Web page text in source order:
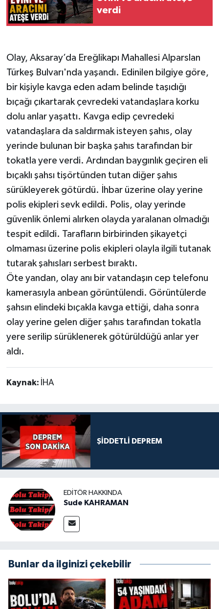
verdi
Olay, Aksaray’da Ereğlikapı Mahallesi Alparslan
Türkeş Bulvarı'nda yaşandı. Edinilen bilgiye göre,
bir kişiyle kavga eden adam belinde taşıdığı
bıçağı çıkartarak çevredeki vatandaşlara korku
dolu anlar yaşattı. Kavga edip çevredeki
vatandaşlara da saldırmak isteyen şahıs, olay
yerinde bulunan bir başka şahıs tarafından bir
tokatla yere verdi. Ardından baygınlık geçiren eli
bıçaklı şahsı tişörtünden tutan diğer şahıs
sürükleyerek götürdü. İhbar üzerine olay yerine
polis ekipleri sevk edildi. Polis, olay yerinde
güvenlik önlemi alırken olayda yaralanan olmadığı
tespit edildi. Tarafların birbirinden şikayetçi
olmaması üzerine polis ekipleri olayla ilgili tutanak
tutarak şahısları serbest bıraktı.
Öte yandan, olay anı bir vatandaşın cep telefonu
kamerasıyla anbean görüntülendi. Görüntülerde
şahsın elindeki bıçakla kavga ettiği, daha sonra
olay yerine gelen diğer şahıs tarafından tokatla
yere serilip sürüklenerek götürüldüğü anlar yer
aldı.
Kaynak: İHA
ŞİDDETLİ DEPREM
EDITÖR HAKKINDA
Sude KAHRAMAN
Bunlar da ilginizi çekebilir